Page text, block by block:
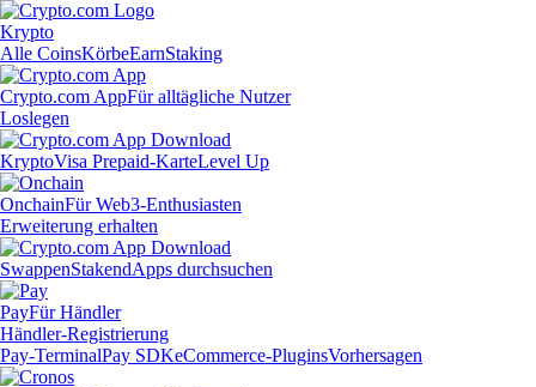
Krypto
Alle CoinsKörbeEarnStaking
Crypto.com AppFür alltägliche Nutzer
Loslegen
KryptoVisa Prepaid-KarteLevel Up
OnchainFür Web3-Enthusiasten
Erweiterung erhalten
SwappenStakendApps durchsuchen
PayFür Händler
Händler-Registrierung
Pay-TerminalPay SDKeCommerce-PluginsVorhersagen